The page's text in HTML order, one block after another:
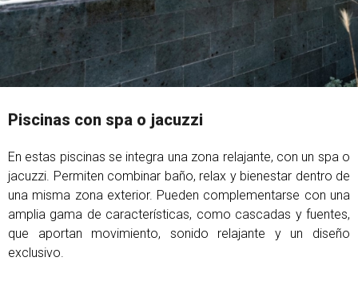
Piscinas con spa o jacuzzi
En estas piscinas se integra una zona relajante, con un spa o
jacuzzi. Permiten combinar baño, relax y bienestar dentro de
una misma zona exterior. Pueden complementarse con una
amplia gama de características, como cascadas y fuentes,
que aportan movimiento, sonido relajante y un diseño
exclusivo.